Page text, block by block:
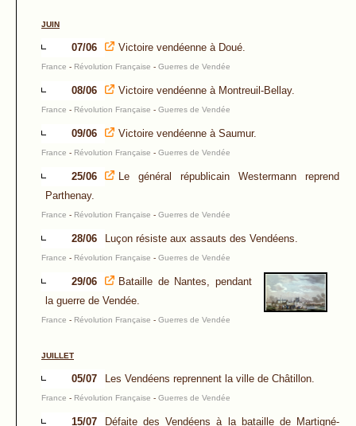
JUIN
07/06 Victoire vendéenne à Doué.
France - Révolution Française - Guerres de Vendée
08/06 Victoire vendéenne à Montreuil-Bellay.
France - Révolution Française - Guerres de Vendée
09/06 Victoire vendéenne à Saumur.
France - Révolution Française - Guerres de Vendée
25/06
Le général républicain Westermann reprend
Parthenay.
France - Révolution Française - Guerres de Vendée
28/06 Luçon résiste aux assauts des Vendéens.
France - Révolution Française - Guerres de Vendée
29/06
Bataille de Nantes, pendant
la guerre de Vendée.
France - Révolution Française - Guerres de Vendée
JUILLET
05/07 Les Vendéens reprennent la ville de Châtillon.
France - Révolution Française - Guerres de Vendée
15/07 Défaite des Vendéens à la bataille de Martigné-